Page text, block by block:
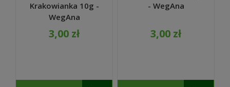
Krakowianka 10g -
WegAna
3,00 zł
- WegAna
3,00 zł